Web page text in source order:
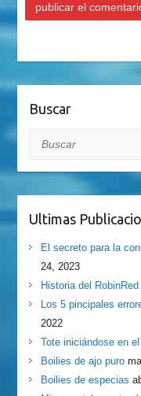
Buscar
Buscar
Ultimas
El secreto para la
24, 2023
Historia del RobinRed
Los 5 pincipales
2022
Tote iniciándose en
Boilies de ajo puro
Boilies de especias